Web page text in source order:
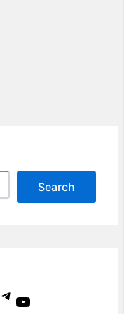
Search
Telegram YouTube